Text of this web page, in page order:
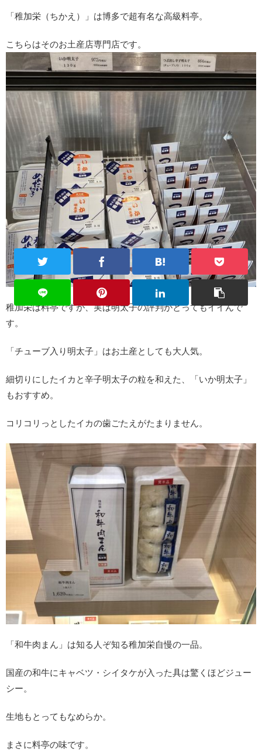
「稚加栄（ちかえ）」は博多で超有名な高級料亭。
こちらはそのお土産店専門店です。
稚加栄は料亭ですが、実は明太子の評判がとってもイイんで
す。
「チューブ入り明太子」はお土産としても大人気。
細切りにしたイカと辛子明太子の粒を和えた、「いか明太子」
もおすすめ。
コリコリっとしたイカの歯ごたえがたまりません。
「和牛肉まん」は知る人ぞ知る稚加栄自慢の一品。
国産の和牛にキャベツ・シイタケが入った具は驚くほどジュー
シー。
生地もとってもなめらか。
まさに料亭の味です。